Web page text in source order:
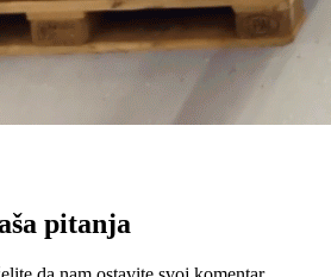
pitanja